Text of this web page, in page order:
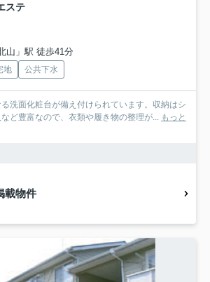
ステ
山」駅 徒歩41分
地 公共下水
洗面化粧台が備え付けられています。収納はシ
ど豊富なので、衣類や履き物の整理が... もっと
載物件